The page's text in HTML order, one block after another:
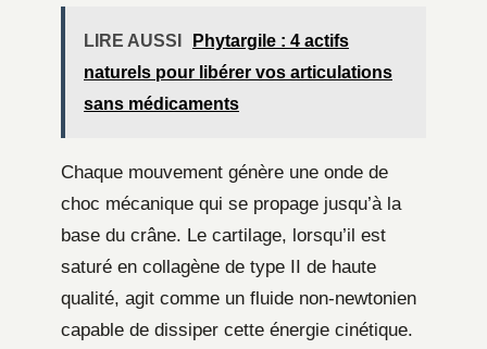
LIRE AUSSI
Phytargile : 4 actifs
naturels pour libérer vos articulations
sans médicaments
Chaque mouvement génère une onde de
choc mécanique qui se propage jusqu’à la
base du crâne. Le cartilage, lorsqu’il est
saturé en collagène de type II de haute
qualité, agit comme un fluide non-newtonien
capable de dissiper cette énergie cinétique.